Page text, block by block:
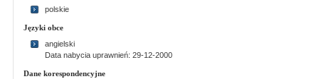
polskie
Języki obce
angielski
Data nabycia uprawnień: 29-12-2000
Dane korespondencyjne